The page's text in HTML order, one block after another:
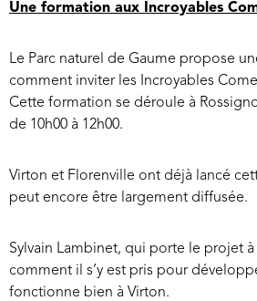
Une formation aux Incroyables
Le Parc naturel de Gaume propose
comment inviter les Incroyables
Cette formation se déroule à
de 10h00 à 12h00.
Virton et Florenville ont déjà lancé
peut encore être largement diffusée.
Sylvain Lambinet, qui porte le projet
comment il s’y est pris pour
fonctionne bien à Virton.